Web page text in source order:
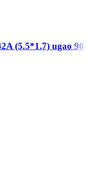
(5.5*1.7) ugao 90